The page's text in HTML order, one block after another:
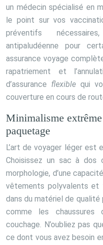
un médecin spécialisé en
le point sur vos
préventifs
antipaludéenne pour
assurance voyage
rapatriement et
d’assurance flexible qui
couverture en cours de
Minimalisme
paquetage
L’art de voyager léger est
Choisissez un sac à
morphologie, d’une
vêtements polyvalents et
dans du matériel de
comme les
couchage. N’oubliez pas
ce dont vous avez besoin